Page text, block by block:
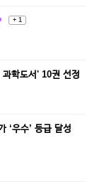
+ 1
학도서' 10권 선정
‘우수’ 등급 달성